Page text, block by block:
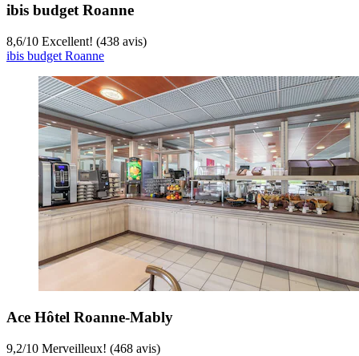
ibis budget Roanne
8,6/10 Excellent! (438 avis)
ibis budget Roanne
Ace Hôtel Roanne-Mably
9,2/10 Merveilleux! (468 avis)